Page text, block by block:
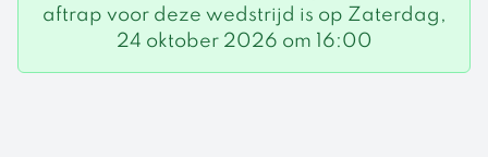
aftrap voor deze wedstrijd is op Zaterdag,
24 oktober 2026 om 16:00